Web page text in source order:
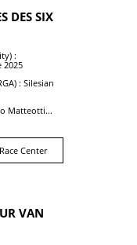
DES SIX
:
2025
: Silesian
Matteotti...
Race Center
VAN